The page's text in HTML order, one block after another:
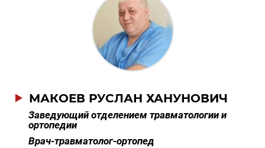
МАКОЕВ РУСЛАН ХАНУНОВИЧ
Заведующий отделением травматологии и
ортопедии
Врач-травматолог-ортопед